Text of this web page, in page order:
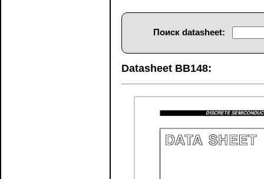
Поиск datasheet:
Datasheet BB148: